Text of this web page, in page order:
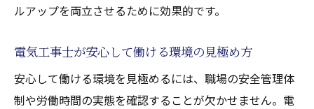
ルアップを両立させるために効果的です。
電気工事士が安心して働ける環境の見極め方
安心して働ける環境を見極めるには、職場の安全管理体
制や労働時間の実態を確認することが欠かせません。電